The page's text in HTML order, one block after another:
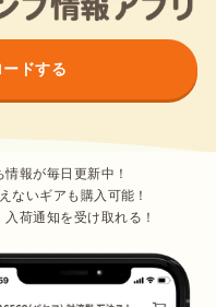
ドする
報が毎日更新中！
ないギアも購入可能！
荷通知を受け取れる！